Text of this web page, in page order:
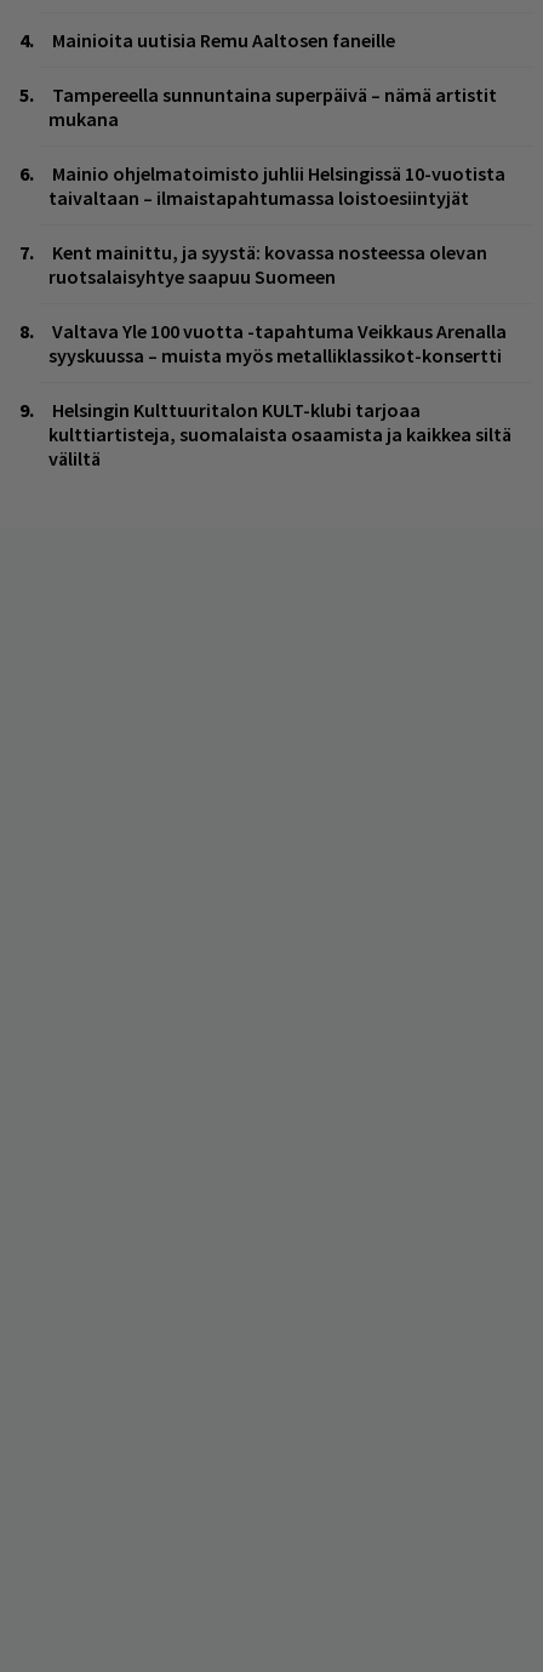
Mainioita uutisia Remu Aaltosen faneille
Tampereella sunnuntaina superpäivä – nämä artistit
mukana
Mainio ohjelmatoimisto juhlii Helsingissä 10-vuotista
taivaltaan – ilmaistapahtumassa loistoesiintyjät
Kent mainittu, ja syystä: kovassa nosteessa olevan
ruotsalaisyhtye saapuu Suomeen
Valtava Yle 100 vuotta -tapahtuma Veikkaus Arenalla
syyskuussa – muista myös metalliklassikot-konsertti
Helsingin Kulttuuritalon KULT-klubi tarjoaa
kulttiartisteja, suomalaista osaamista ja kaikkea siltä
väliltä